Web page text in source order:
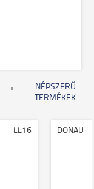
NÉPSZERŰ
TERMÉKEK
LL16 DONAU